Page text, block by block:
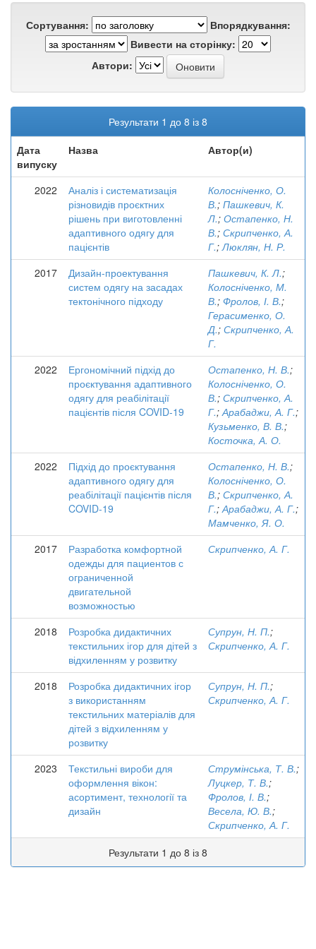
Сортування:
Впорядкування:
Вивести на сторінку:
Автори:
Результати 1 до 8 із 8
Дата
випуску
Назва Автор(и)
2022
Аналіз і систематизація
різновидів проєктних
рішень при виготовленні
адаптивного одягу для
пацієнтів
Колосніченко, О.
В.; Пашкевич, К.
Л.; Остапенко, Н.
В.; Скрипченко, А.
Г.;Люклян, Н. Р.
2017
Дизайн-проектування
систем одягу на засадах
тектонічного підходу
Пашкевич, К. Л.;
Колосніченко, М.
В.; Фролов, І. В.;
Герасименко, О.
Д.; Скрипченко, А.
Г.
2022
Ергономічний підхід до
проєктування адаптивного
одягу для реабілітації
пацієнтів після COVID-19
Остапенко, Н. В.;
Колосніченко, О.
В.; Скрипченко, А.
Г.;Арабаджи, А. Г.;
Кузьменко, В. В.;
Косточка, А. О.
2022
Підхід до проєктування
адаптивного одягу для
реабілітації пацієнтів після
COVID-19
Остапенко, Н. В.;
Колосніченко, О.
В.; Скрипченко, А.
Г.;Арабаджи, А. Г.;
Мамченко, Я. О.
2017
Разработка комфортной
одежды для пациентов с
ограниченной
двигательной
возможностью
Скрипченко, А. Г.
2018
Розробка дидактичних
текстильних ігор для дітей з
відхиленням у розвитку
Супрун, Н. П.;
Скрипченко, А. Г.
2018
Розробка дидактичних ігор
з використанням
текстильних матеріалів для
дітей з відхиленням у
розвитку
Супрун, Н. П.;
Скрипченко, А. Г.
2023
Текстильні вироби для
оформлення вікон:
асортимент, технології та
дизайн
Струмінська, Т. В.;
Луцкер, Т. В.;
Фролов, І. В.;
Весела, Ю. В.;
Скрипченко, А. Г.
Результати 1 до 8 із 8